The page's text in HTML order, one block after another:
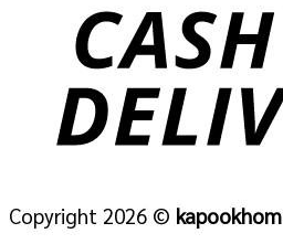
Copyright 2026 © kapookhom